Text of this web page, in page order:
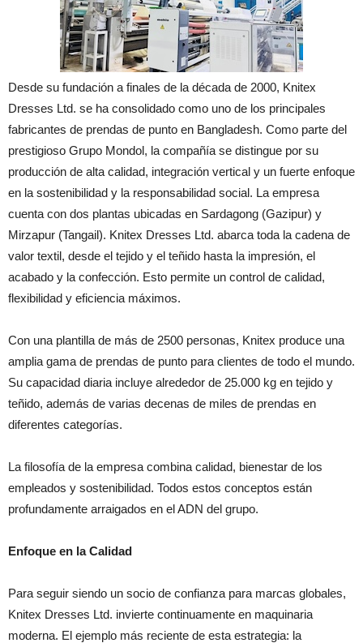
Desde su fundación a finales de la década de 2000, Knitex
Dresses Ltd. se ha consolidado como uno de los principales
fabricantes de prendas de punto en Bangladesh. Como parte del
prestigioso Grupo Mondol, la compañía se distingue por su
producción de alta calidad, integración vertical y un fuerte enfoque
en la sostenibilidad y la responsabilidad social. La empresa
cuenta con dos plantas ubicadas en Sardagong (Gazipur) y
Mirzapur (Tangail). Knitex Dresses Ltd. abarca toda la cadena de
valor textil, desde el tejido y el teñido hasta la impresión, el
acabado y la confección. Esto permite un control de calidad,
flexibilidad y eficiencia máximos.
Con una plantilla de más de 2500 personas, Knitex produce una
amplia gama de prendas de punto para clientes de todo el mundo.
Su capacidad diaria incluye alrededor de 25.000 kg en tejido y
teñido, además de varias decenas de miles de prendas en
diferentes categorías.
La filosofía de la empresa combina calidad, bienestar de los
empleados y sostenibilidad. Todos estos conceptos están
profundamente arraigados en el ADN del grupo.
Enfoque en la Calidad
Para seguir siendo un socio de confianza para marcas globales,
Knitex Dresses Ltd. invierte continuamente en maquinaria
moderna. El ejemplo más reciente de esta estrategia: la